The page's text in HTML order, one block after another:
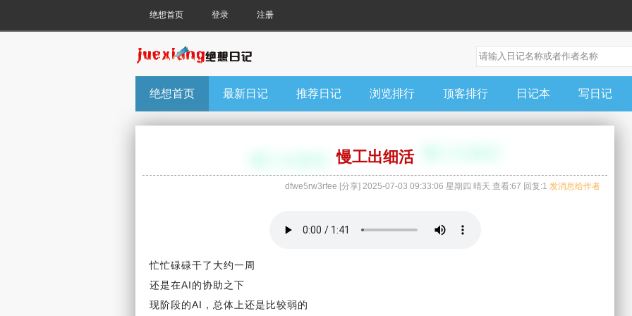
绝想首页 登录 注册
绝想首页 最新日记 推荐日记 浏览排行 顶客排行 日记本 写日记
慢工出细活
dfwe5rw3rfee [分享] 2025-07-03 09:33:06 星期四 晴天 查看:67 回复:1 发消息给作者
忙忙碌碌干了大约一周
还是在AI的协助之下
现阶段的AI，总体上还是比较弱的